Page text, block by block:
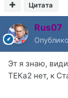
Цитата
Rus07
Эт я знаю,
ТЕКа2 нет, к